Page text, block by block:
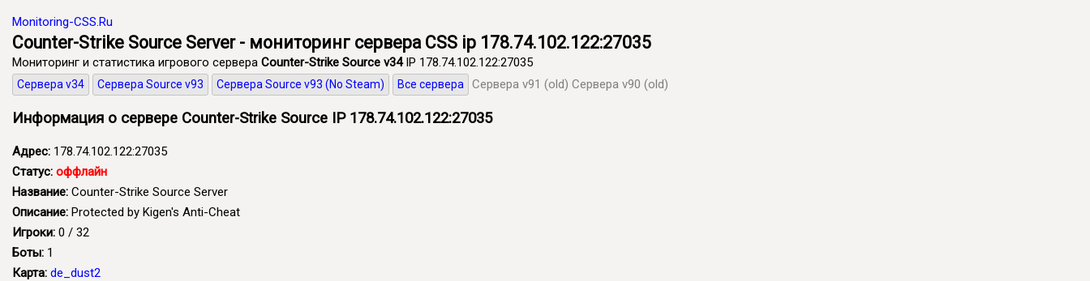
Monitoring-CSS.Ru
Counter-Strike Source Server - мониторинг сервера CSS ip 178.74.102.122:27035
Мониторинг и статистика игрового сервера Counter-Strike Source v34IP 178.74.102.122:27035
Сервера v34 Сервера Source v93 Сервера Source v93 (No Steam) Все сервера Сервера v91 (old) Сервера v90 (old)
Информация о сервере Counter-Strike Source IP 178.74.102.122:27035
Адрес: 178.74.102.122:27035
Статус: оффлайн
Название: Counter-Strike Source Server
Описание: Protected by Kigen's Anti-Cheat
Игроки: 0 / 32
Боты: 1
Карта: de_dust2